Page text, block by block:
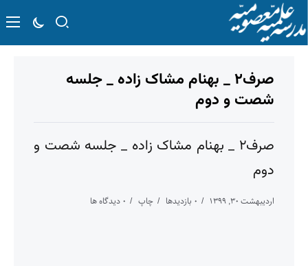
صرف۲ _ بهنام مشاک زاده _ جلسه
شصت و دوم
صرف۲ _ بهنام مشاک زاده _ جلسه شصت و
دوم
اردیبهشت ۳۰, ۱۳۹۹ ۰ بازدیدها چاپ ۰ دیدگاه ها